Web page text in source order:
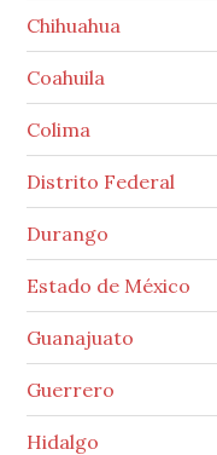
Chihuahua
Coahuila
Colima
Distrito Federal
Durango
Estado de México
Guanajuato
Guerrero
Hidalgo